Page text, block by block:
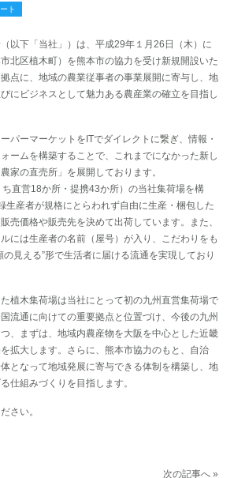
ト
以下「当社」）は、平成29年１月26日（木）に
北区植木町）を熊本市の協力を受け新規開設いた
点に、地域の農業従事者の事業展開に寄与し、地
にビジネスとして魅力ある農産業の確立を目指し
パーマーケットをITでダイレクトに繋ぎ、情報・
ームを構築することで、これまでになかった新し
家の直売所」を展開しております。
直営18か所・提携43か所）の当社集荷場を構
生産者が規格にとらわれず自由に生産・梱包した
売価格や販売先を決めて出荷しています。また、
には生産者の名前（屋号）が入り、こだわりをも
の見える”形で生活者に届ける流通を実現しており
植木集荷場は当社にとって初の九州直営集荷場で
流通に向けての重要拠点と位置づけ、今後の九州
、まずは、地域内農産物を大阪を中心とした近畿
拡大します。さらに、熊本市協力のもと、自治
となって地域発展に寄与できる体制を構築し、地
仕組みづくりを目指します。
さい。
次の記事へ »